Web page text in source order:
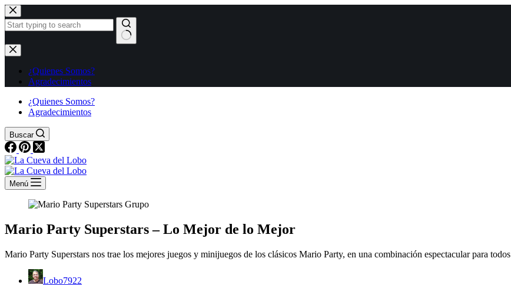
Saltar
al
contenido
Sin
resultados
¿Quienes Somos?
Agradecimientos
¿Quienes Somos?
Agradecimientos
Buscar
Menú
Mario Party Superstars – Lo Mejor de lo Mejor
Mario Party Superstars nos trae los mejores juegos y minijuegos de los clásicos Mario Party, en una combinación espectacular para todos
Lobo7922